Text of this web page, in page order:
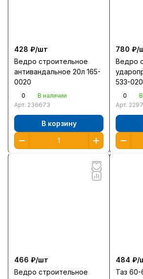
428 ₽/шт
Ведро строительное
антивандальное 20л 165-
0020
0
В наличии
Арт. 236673
В корзину
780 ₽/
Ведро
533-020
0
Арт.
466 ₽/шт
Ведро строительное
484 ₽/
Таз 60-